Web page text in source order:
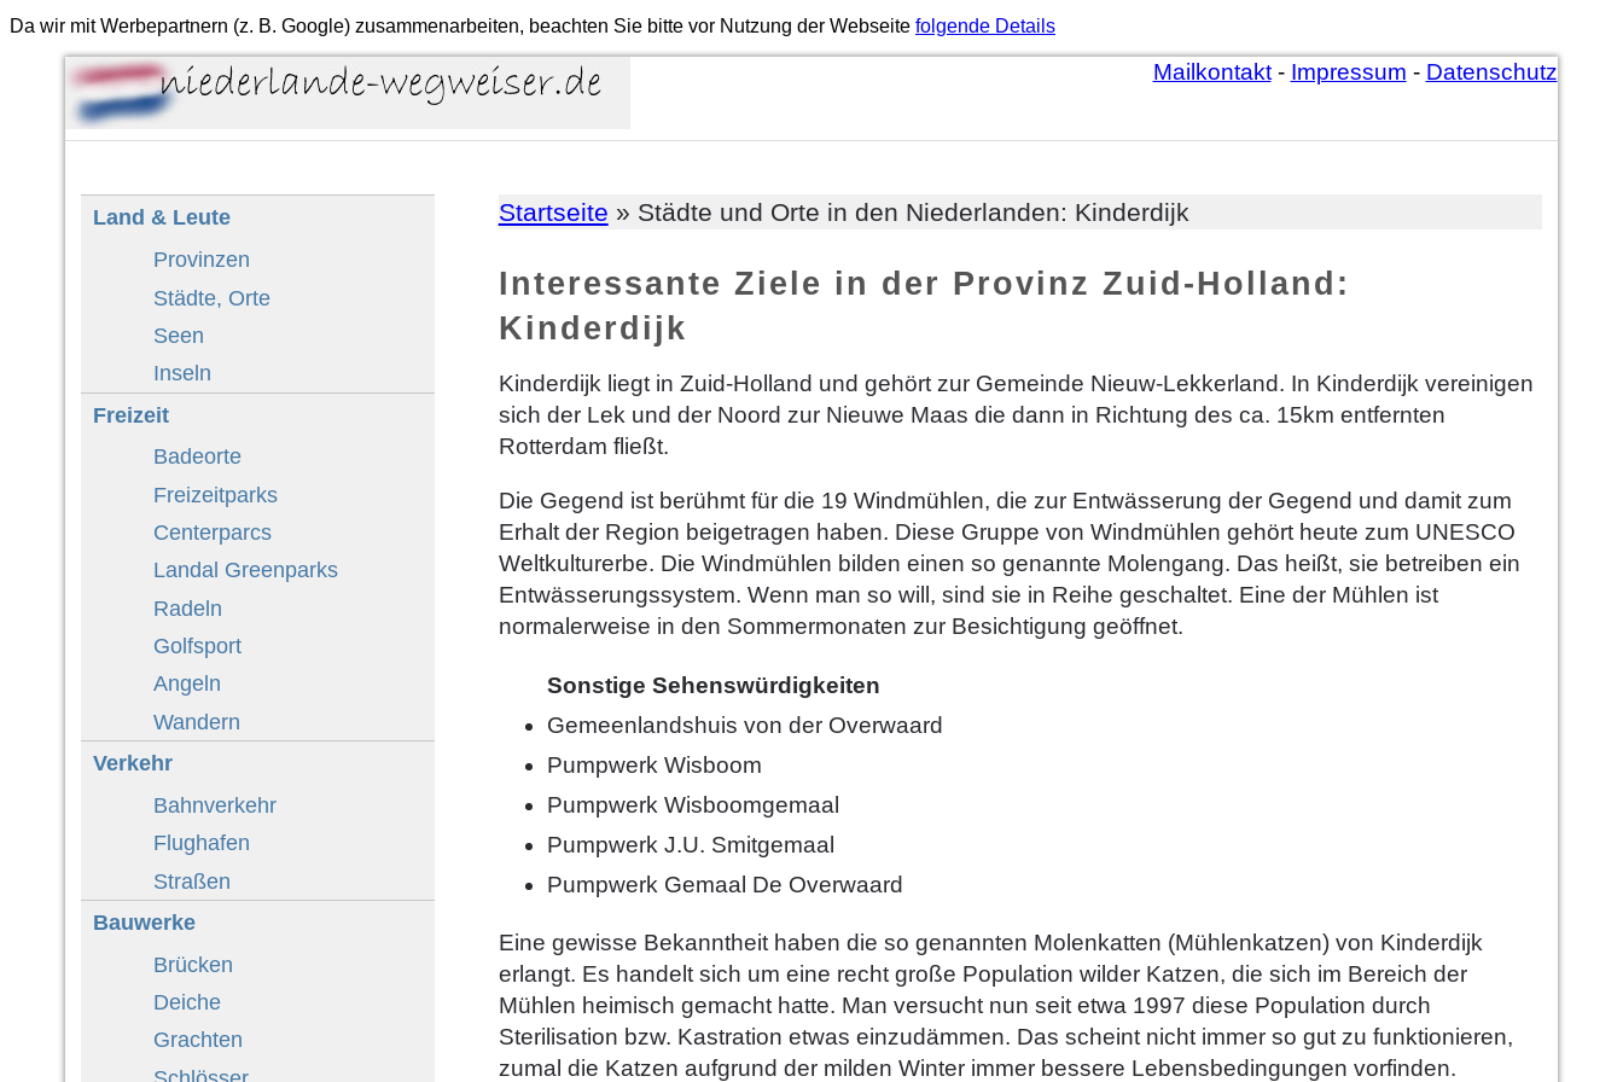
Da wir mit Werbepartnern (z. B. Google) zusammenarbeiten, beachten Sie bitte vor Nutzung der Webseite folgende Details
Mailkontakt- Impressum - Datenschutz
Startseite » Städte und Orte in den Niederlanden: Kinderdijk
Interessante Ziele in der Provinz Zuid-Holland:
Kinderdijk
Kinderdijk liegt in Zuid-Holland und gehört zur Gemeinde Nieuw-Lekkerland. In Kinderdijk vereinigen
sich der Lek und der Noord zur Nieuwe Maas die dann in Richtung des ca. 15km entfernten
Rotterdam fließt.
Die Gegend ist berühmt für die 19 Windmühlen, die zur Entwässerung der Gegend und damit zum
Erhalt der Region beigetragen haben. Diese Gruppe von Windmühlen gehört heute zum UNESCO
Weltkulturerbe. Die Windmühlen bilden einen so genannte Molengang. Das heißt, sie betreiben ein
Entwässerungssystem. Wenn man so will, sind sie in Reihe geschaltet. Eine der Mühlen ist
normalerweise in den Sommermonaten zur Besichtigung geöffnet.
Sonstige Sehenswürdigkeiten
Gemeenlandshuis von der Overwaard
Pumpwerk Wisboom
Pumpwerk Wisboomgemaal
Pumpwerk J.U. Smitgemaal
Pumpwerk Gemaal De Overwaard
Eine gewisse Bekanntheit haben die so genannten Molenkatten (Mühlenkatzen) von Kinderdijk
erlangt. Es handelt sich um eine recht große Population wilder Katzen, die sich im Bereich der
Mühlen heimisch gemacht hatte. Man versucht nun seit etwa 1997 diese Population durch
Sterilisation bzw. Kastration etwas einzudämmen. Das scheint nicht immer so gut zu funktionieren,
zumal die Katzen aufgrund der milden Winter immer bessere Lebensbedingungen vorfinden.
Land & Leute
Provinzen
Städte, Orte
Seen
Inseln
Freizeit
Badeorte
Freizeitparks
Centerparcs
Landal Greenparks
Radeln
Golfsport
Angeln
Wandern
Verkehr
Bahnverkehr
Flughafen
Straßen
Bauwerke
Brücken
Deiche
Grachten